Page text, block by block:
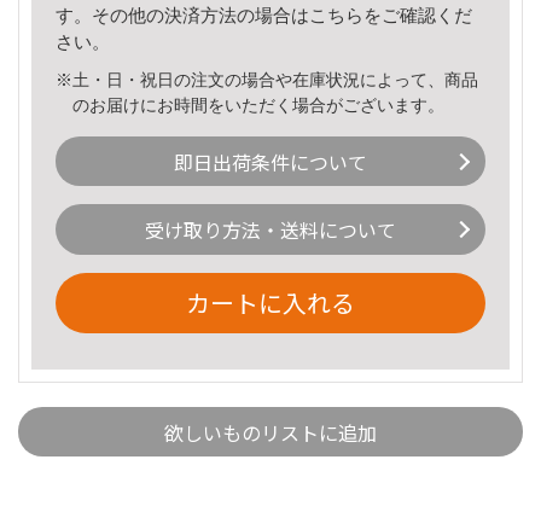
す。その他の決済方法の場合はこちら をご確認くだ
さい。
※土・日・祝日の注文の場合や在庫状況によって、商品
のお届けにお時間をいただく場合がございます。
即日出荷条件について
受け取り方法・送料について
カートに入れる
欲しいものリストに追加